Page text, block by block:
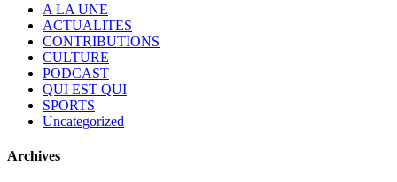
A LA UNE
ACTUALITES
CONTRIBUTIONS
CULTURE
PODCAST
QUI EST QUI
SPORTS
Uncategorized
Archives